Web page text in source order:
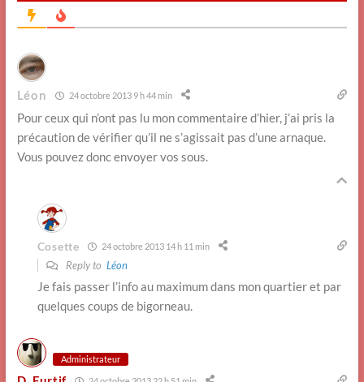
Léon 24 octobre 2013 9 h 44 min
Pour ceux qui n’ont pas lu mon commentaire d’hier, j’ai pris la
précaution de vérifier qu’il ne s’agissait pas d’une arnaque.
Vous pouvez donc envoyer vos sous.
Cosette 24 octobre 2013 14 h 11 min
Reply to Léon
Je fais passer l’info au maximum dans mon quartier et par
quelques coups de bigorneau.
Administrateur